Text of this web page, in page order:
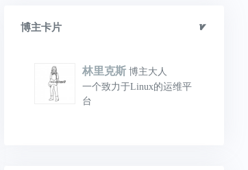
博主卡片
林里克斯 博主大人
一个致力于Linux的运维平
台